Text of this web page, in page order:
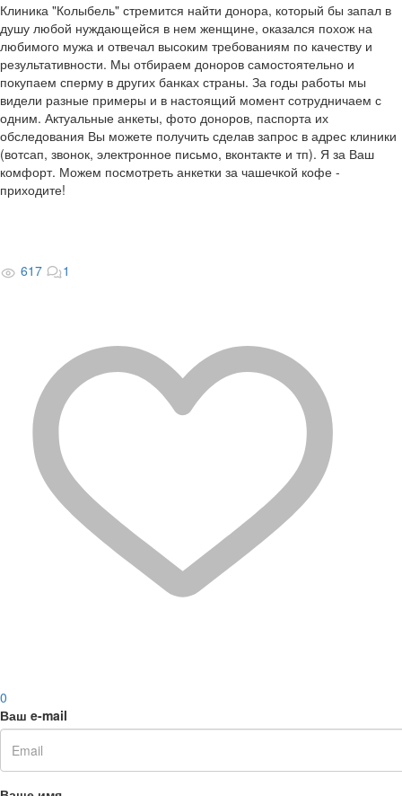
Клиника "Колыбель" стремится найти донора, который бы запал в
душу любой нуждающейся в нем женщине, оказался похож на
любимого мужа и отвечал высоким требованиям по качеству и
результативности. Мы отбираем доноров самостоятельно и
покупаем сперму в других банках страны. За годы работы мы
видели разные примеры и в настоящий момент сотрудничаем с
одним. Актуальные анкеты, фото доноров, паспорта их
обследования Вы можете получить сделав запрос в адрес клиники
(вотсап, звонок, электронное письмо, вконтакте и тп). Я за Ваш
комфорт. Можем посмотреть анкетки за чашечкой кофе -
приходите!
617 1
0
Ваш e-mail